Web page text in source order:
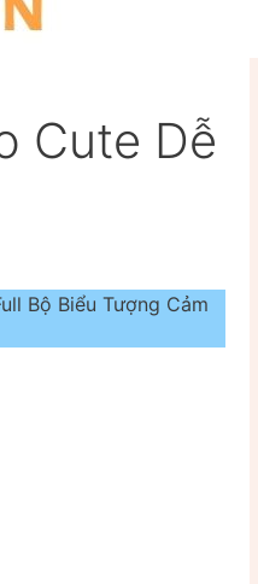
Cute Dễ
Bộ Biểu Tượng Cảm